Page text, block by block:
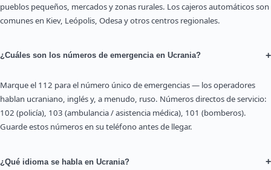
pueblos pequeños, mercados y zonas rurales. Los cajeros automáticos son
comunes en Kiev, Leópolis, Odesa y otros centros regionales.
¿Cuáles son los números de emergencia en Ucrania? +
Marque el 112 para el número único de emergencias — los operadores
hablan ucraniano, inglés y, a menudo, ruso. Números directos de servicio:
102 (policía), 103 (ambulancia / asistencia médica), 101 (bomberos).
Guarde estos números en su teléfono antes de llegar.
¿Qué idioma se habla en Ucrania? +